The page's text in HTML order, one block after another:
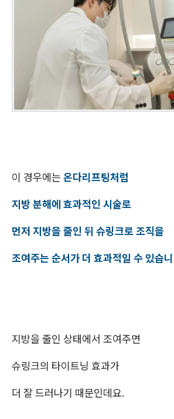
이 경우에는 온다리프팅처럼
지방 분해에 효과적인 시술로
먼저 지방을 줄인 뒤 슈링크로 조직을
조여주는 순서가 더 효과적일 수 있습
지방을 줄인 상태에서 조여주면
슈링크의 타이트닝 효과가
더 잘 드러나기 때문인데요.